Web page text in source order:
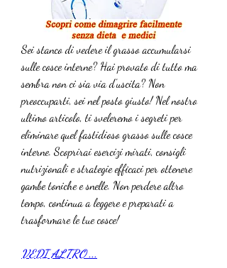
Sei stanco di vedere il grasso accumularsi
sulle cosce interne? Hai provato di tutto ma
sembra non ci sia via d'uscita? Non
preoccuparti, sei nel posto giusto! Nel nostro
ultimo articolo, ti sveleremo i segreti per
eliminare quel fastidioso grasso sulle cosce
interne. Scoprirai esercizi mirati, consigli
nutrizionali e strategie efficaci per ottenere
gambe toniche e snelle. Non perdere altro
tempo, continua a leggere e preparati a
trasformare le tue cosce!
VEDI ALTRO ...